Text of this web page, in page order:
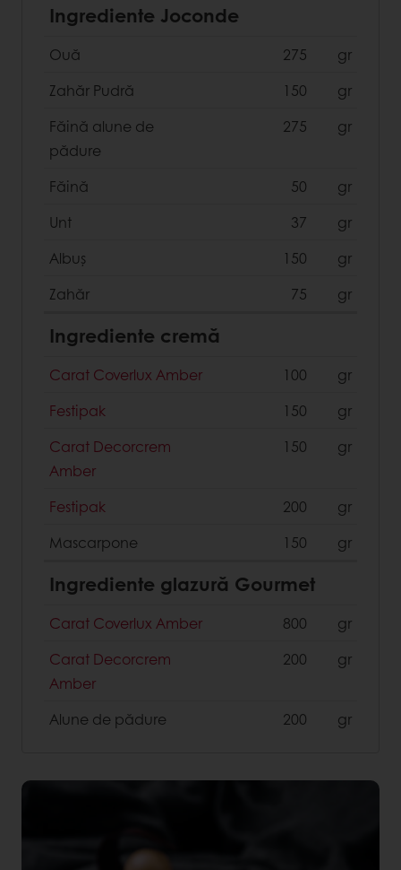
Ingrediente Joconde
Ouă 275
gr
Zahăr Pudră
150
gr
Făină alune de
pădure
275 gr
Făină 50
gr
Unt
37
gr
Albuș
150
gr
Zahăr
75 gr
Ingrediente cremă
Carat Coverlux Amber 100
gr
Festipak
150
gr
Carat Decorcrem
Amber
150 gr
Festipak 200
gr
Mascarpone
150 gr
Ingrediente glazură Gourmet
Carat Coverlux Amber 800
gr
Carat Decorcrem
Amber
200 gr
Alune de pădure 200 gr